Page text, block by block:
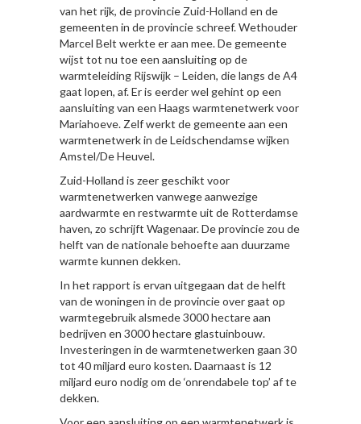
van het rijk, de provincie Zuid-Holland en de
gemeenten in de provincie schreef. Wethouder
Marcel Belt werkte er aan mee. De gemeente
wijst tot nu toe een aansluiting op de
warmteleiding Rijswijk – Leiden, die langs de A4
gaat lopen, af. Er is eerder wel gehint op een
aansluiting van een Haags warmtenetwerk voor
Mariahoeve. Zelf werkt de gemeente aan een
warmtenetwerk in de Leidschendamse wijken
Amstel/De Heuvel.
Zuid-Holland is zeer geschikt voor
warmtenetwerken vanwege aanwezige
aardwarmte en restwarmte uit de Rotterdamse
haven, zo schrijft Wagenaar. De provincie zou de
helft van de nationale behoefte aan duurzame
warmte kunnen dekken.
In het rapport is ervan uitgegaan dat de helft
van de woningen in de provincie over gaat op
warmtegebruik alsmede 3000 hectare aan
bedrijven en 3000 hectare glastuinbouw.
Investeringen in de warmtenetwerken gaan 30
tot 40 miljard euro kosten. Daarnaast is 12
miljard euro nodig om de ‘onrendabele top’ af te
dekken.